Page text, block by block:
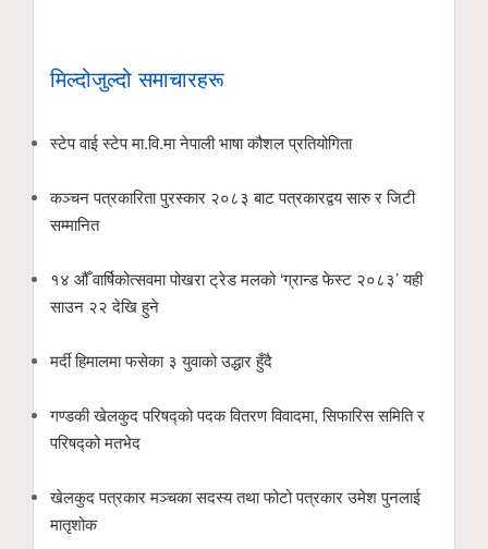
मिल्दोजुल्दो समाचारहरू
स्टेप वाई स्टेप मा.वि.मा नेपाली भाषा कौशल प्रतियोगिता
कञ्चन पत्रकारिता पुरस्कार २०८३ बाट पत्रकारद्वय सारु र जिटी
सम्मानित
१४ औँ वार्षिकोत्सवमा पोखरा ट्रेड मलको ‘ग्रान्ड फेस्ट २०८३’ यही
साउन २२ देखि हुने
मर्दी हिमालमा फसेका ३ युवाको उद्धार हुँदै
गण्डकी खेलकुद परिषद्को पदक वितरण विवादमा, सिफारिस समिति र
परिषद्को मतभेद
खेलकुद पत्रकार मञ्चका सदस्य तथा फोटो पत्रकार उमेश पुनलाई
मातृशोक